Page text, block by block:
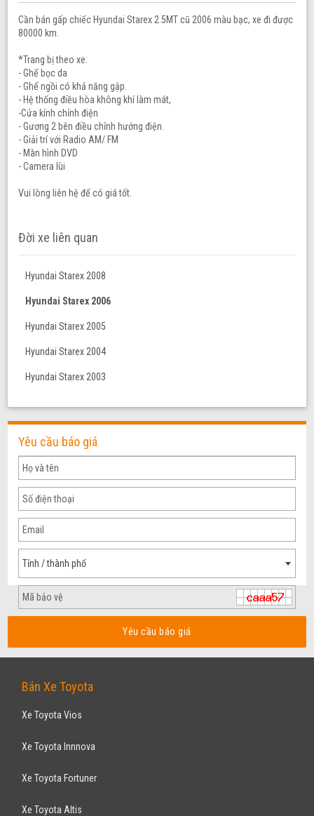
Cần bán gấp chiếc Hyundai Starex 2.5MT cũ 2006 màu bạc, xe đi được
80000 km.
*Trang bị theo xe:
- Ghế bọc da
- Ghế ngồi có khả năng gập.
- Hệ thống điều hòa không khí làm mát,
-Cửa kính chỉnh điện
- Gương 2 bên điều chỉnh hướng điện.
- Giải trí với Radio AM/ FM
- Màn hình DVD
- Camera lùi
Vui lòng liên hệ để có giá tốt.
Đời xe liên quan
Hyundai Starex 2008
Hyundai Starex 2006
Hyundai Starex 2005
Hyundai Starex 2004
Hyundai Starex 2003
Yêu cầu báo giá
Tỉnh / thành phố
Yêu cầu báo giá
Bán Xe Toyota
Xe Toyota Vios
Xe Toyota Innnova
Xe Toyota Fortuner
Xe Toyota Altis